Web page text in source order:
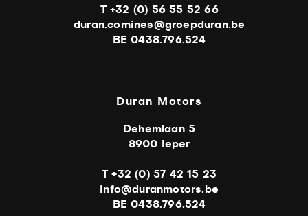
T +32 (0) 56 55 52 66
duran.comines@groepduran.be
BE 0438.796.524
Duran Motors
Dehemlaan 5
8900 Ieper
T +32 (0) 57 42 15 23
info@duranmotors.be
BE 0438.796.524